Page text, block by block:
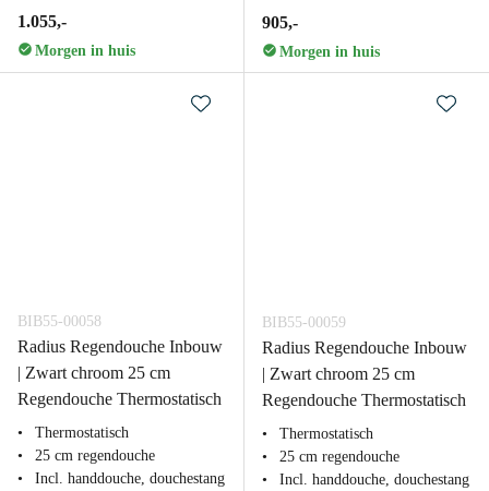
1.055,-
Morgen in huis
905,-
Morgen in huis
BIB55-00058
Radius Regendouche Inbouw
| Zwart chroom 25 cm
Regendouche Thermostatisch
Thermostatisch
25 cm regendouche
Incl. handdouche, douchestang
BIB55-00059
Radius Regendouche Inbouw
| Zwart chroom 25 cm
Regendouche Thermostatisch
Thermostatisch
25 cm regendouche
Incl. handdouche, douchestang